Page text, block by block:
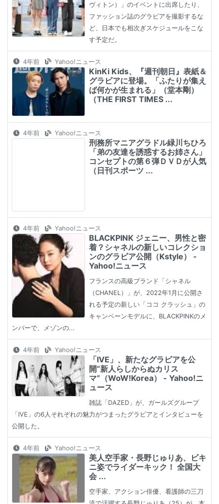
ヴィトン）」のイベントに出席したり、
ファッション誌のグラビアを撮影するな
ど、日本でも相次ぎスケジュールをこな
す予定だ。
4年前 Yahoo!ニュース
KinKi Kids、『週刊朝日』表紙＆
グラビアに登場。「ふたりが集え
ば何かが生まれる」（堂本剛）
（THE FIRST TIMES ...
4年前 Yahoo!ニュース
刑務所マニアグラドル緑川ちひろ
「弟の友達を誘惑するお姉さん」
コンセプトの第６弾ＤＶＤが人気
（日刊スポーツ ...
4年前 Yahoo!ニュース
BLACKPINK ジェニー、男性と密
着？シャネルの新しいコレクショ
ンのグラビア公開（Kstyle） -
Yahoo!ニュース
フランスの高級ブランド「シャネル
（CHANEL）」が、2022年1月に公開さ
れる予定の新しい「ココ クラッシュ」の
キャンペーンモデルに、BLACKPINKのメ
ンバーで、メゾンの...
4年前 Yahoo!ニュース
「IVE」、新たなグラビアを公
開“新人らしからぬカリス
マ”（WoW!Korea） - Yahoo!ニ
ュース
雑誌「DAZED」が、ガールズグループ
「IVE」の6人それぞれの魅力がつまったグラビアとインタビューを
公開した。
4年前 Yahoo!ニュース
美人空手家・長野じゅりあ、ビキ
ニ姿でライダーキック！ 全国大
会 ...
空手家、アクション俳優、看護師の三刀